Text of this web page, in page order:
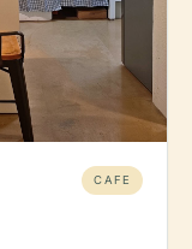
CAFE